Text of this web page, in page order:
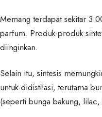
Memang terdapat sekitar
parfum. Produk-produk
diinginkan.
Selain itu, sintesis
untuk didistilasi, terutama
(seperti bunga bakung,